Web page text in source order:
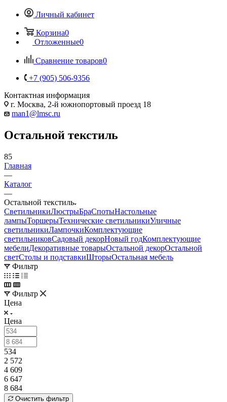
Личный кабинет
Корзина0
Отложенные0
Сравнение товаров0
+7 (905) 506-9356
Контактная информация
г. Москва, 2-й южнопортовый проезд 18
man1@lmsc.ru
Остальной текстиль
85
Главная
—
Каталог
—
Остальной текстиль
СветильникиЛюстрыБраСпотыНастольные
лампыТоршерыТехнические светильникиУличные
светильникиЛампочкиКомплектующие
светильниковСадовый декорНовый годКомплектующие
мебелиДекоративные товарыОстальной декорОстальной
светСтолы и подставкиШторыОстальная мебель
Фильтр
Фильтр
Цена
Цена
534
2 572
4 609
6 647
8 684
Очистить фильтр